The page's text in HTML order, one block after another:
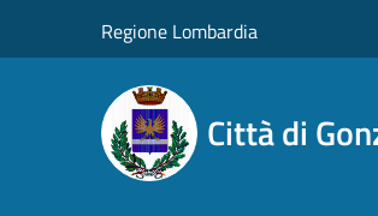
Regione Lombardia
Città di